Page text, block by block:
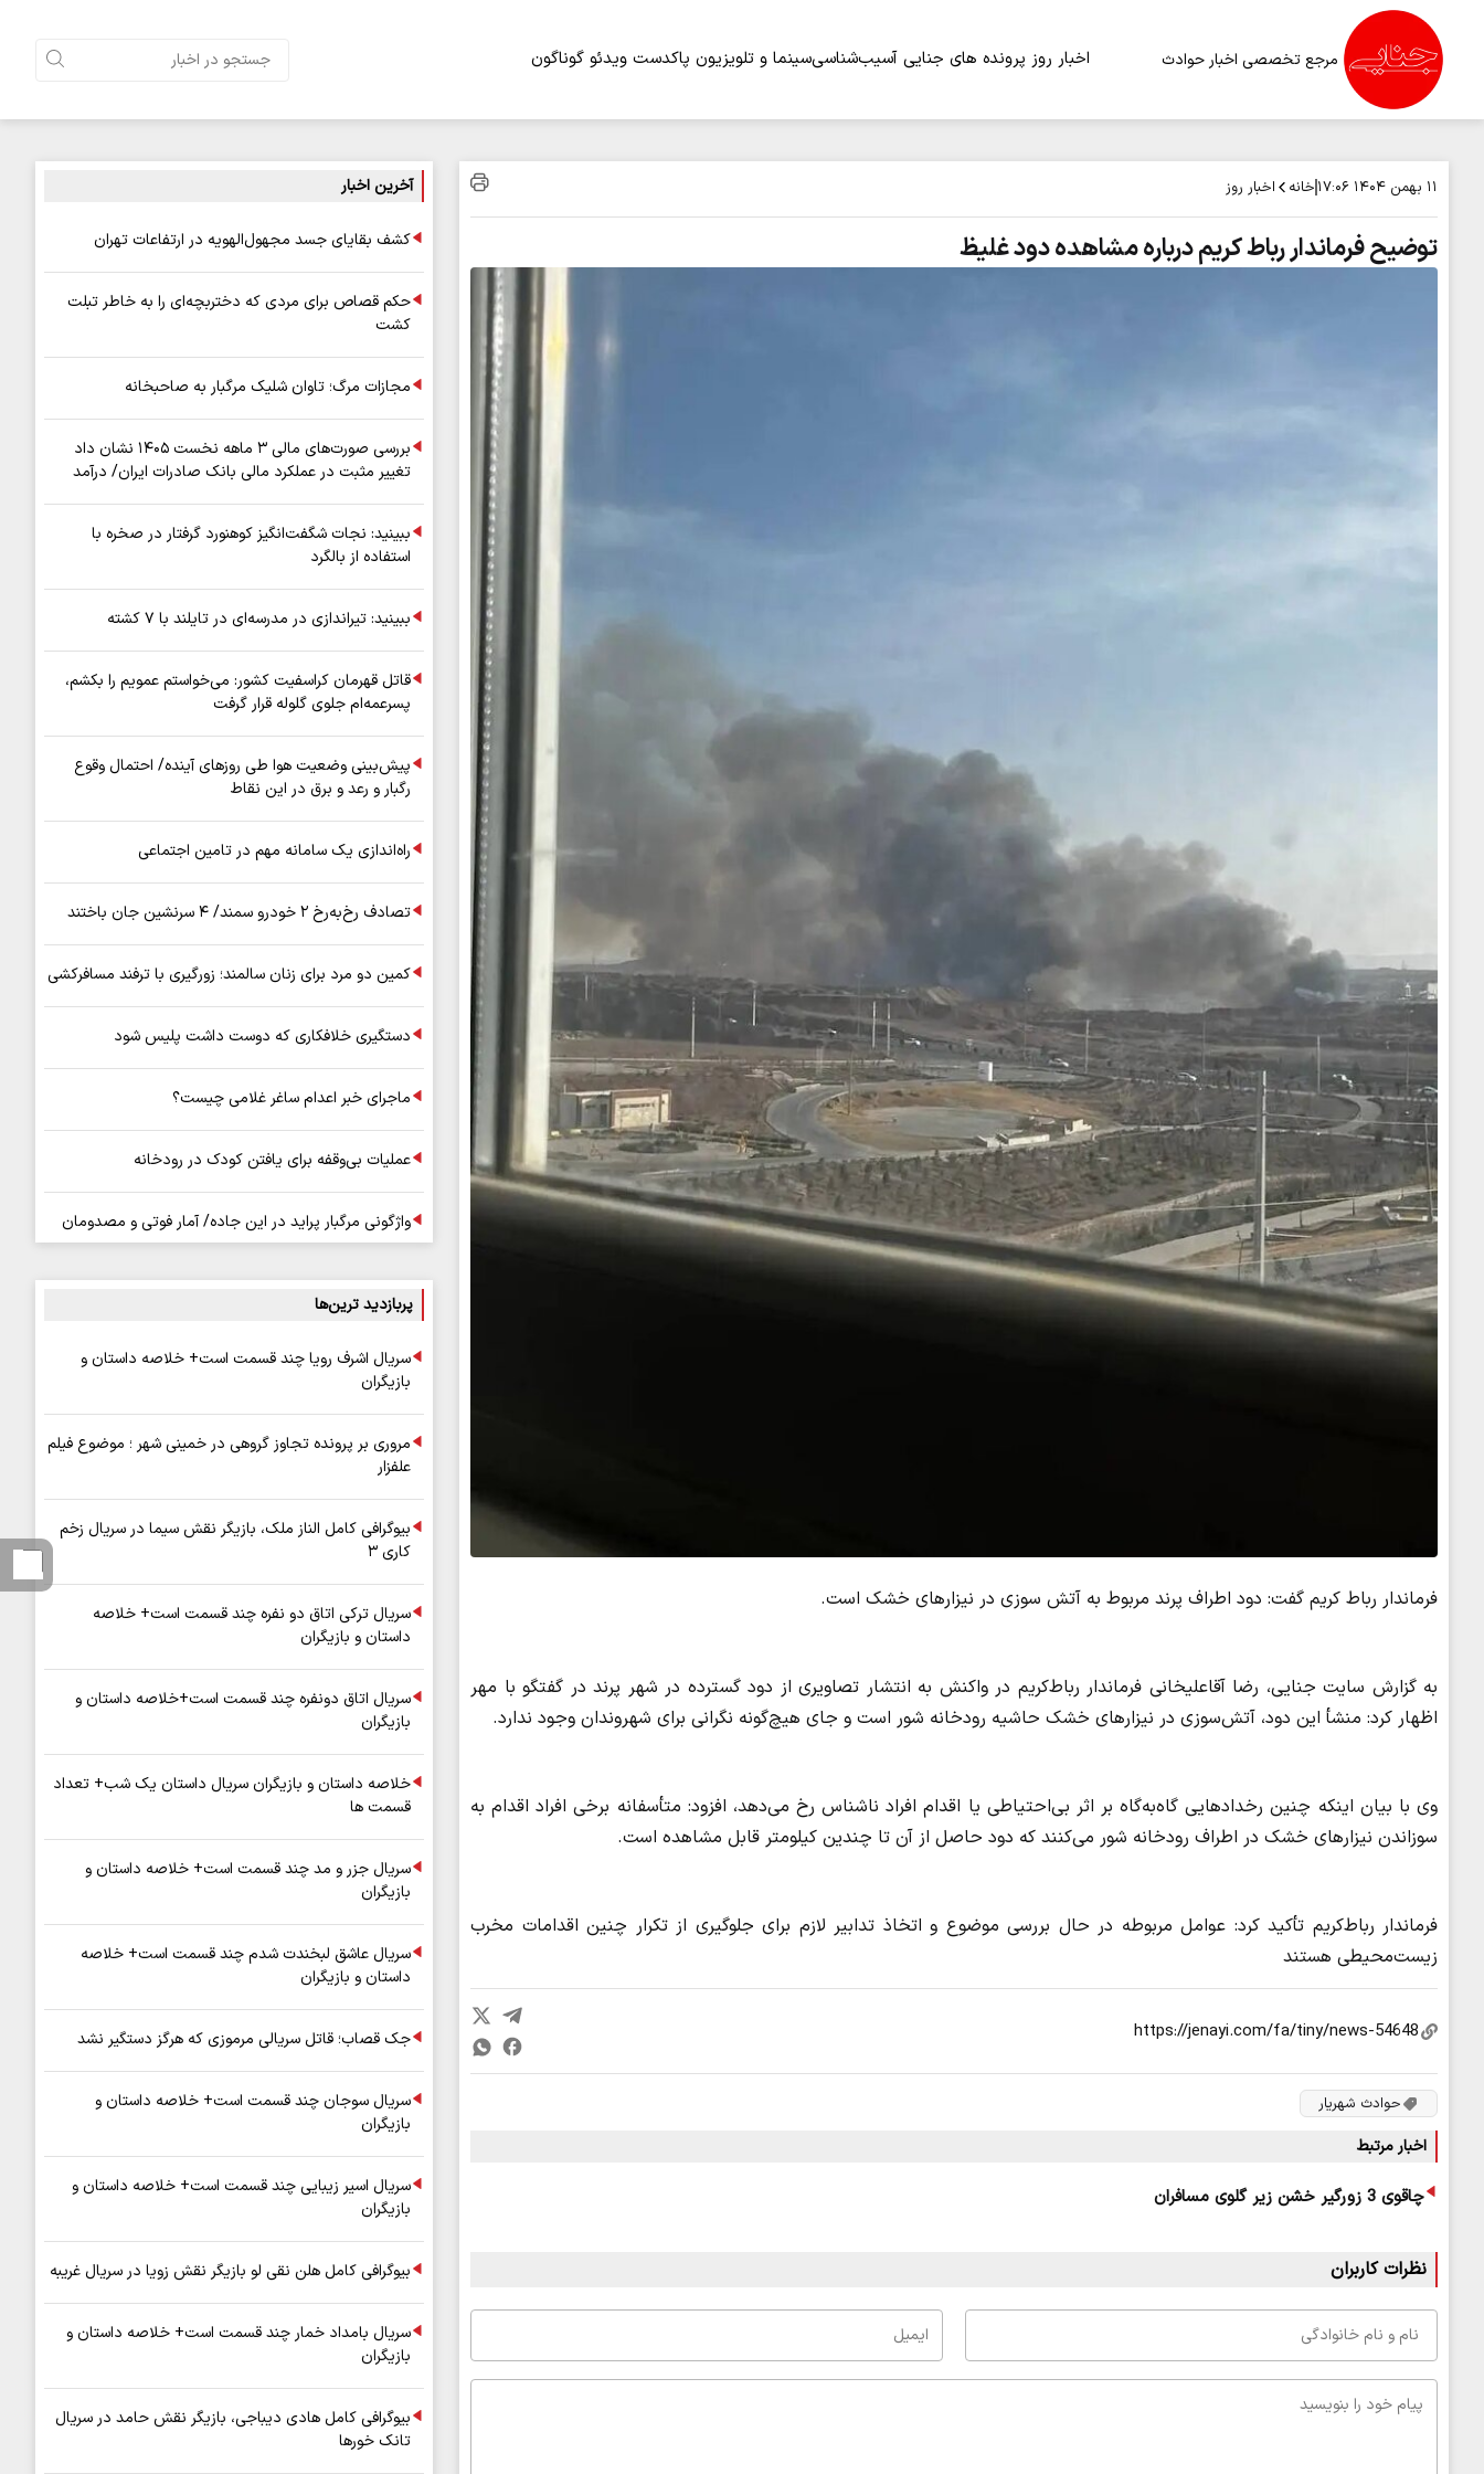
مرجع تخصصی اخبار حوادث اخبار روز پرونده های جنایی آسیب‌شناسیسینما و تلویزیون پاکدست ویدئو گوناگون
۱۱ بهمن ۱۴۰۴ ۱۷:۰۶ خانه اخبار روز
توضیح فرماندار رباط کریم درباره مشاهده دود غلیظ
فرماندار رباط کریم گفت: دود اطراف پرند مربوط به آتش سوزی در نیزارهای خشک است.
به گزارش سایت جنایی، رضا آقاعلیخانی فرماندار رباط‌کریم در واکنش به انتشار تصاویری از دود گسترده در شهر پرند در گفتگو با مهر
اظهار کرد: منشأ این دود، آتش‌سوزی در نیزارهای خشک حاشیه رودخانه شور است و جای هیچ‌گونه نگرانی برای شهروندان وجود ندارد.
وی با بیان اینکه چنین رخدادهایی گاه‌به‌گاه بر اثر بی‌احتیاطی یا اقدام افراد ناشناس رخ می‌دهد، افزود: متأسفانه برخی افراد اقدام به
سوزاندن نیزارهای خشک در اطراف رودخانه شور می‌کنند که دود حاصل از آن تا چندین کیلومتر قابل مشاهده است.
فرماندار رباط‌کریم تأکید کرد: عوامل مربوطه در حال بررسی موضوع و اتخاذ تدابیر لازم برای جلوگیری از تکرار چنین اقدامات مخرب
زیست‌محیطی هستند
حوادث شهریار
اخبار مرتبط
چاقوی 3 زورگیر خشن زیر گلوی مسافران
نظرات کاربران
آخرین اخبار
کشف بقایای جسد مجهول‌الهویه در ارتفاعات تهران
حکم قصاص برای مردی که دختربچه‌ای را به خاطر تبلت
کشت
مجازات مرگ؛ تاوان شلیک مرگبار به صاحبخانه
بررسی صورت‌های مالی ۳ ماهه نخست ۱۴۰۵ نشان داد
تغییر مثبت در عملکرد مالی بانک صادرات ایران/ درآمد
ببینید: نجات شگفت‌انگیز کوهنورد گرفتار در صخره با
استفاده از بالگرد
ببینید: تیراندازی در مدرسه‌ای در تایلند با ۷ کشته
قاتل قهرمان کراسفیت کشور: می‌خواستم عمویم را بکشم،
پسرعمه‌ام جلوی گلوله قرار گرفت
پیش‌بینی وضعیت هوا طی روزهای آینده/ احتمال وقوع
رگبار و رعد و برق در این نقاط
راه‌اندازی یک سامانه مهم در تامین اجتماعی
تصادف رخ‌به‌رخ ۲ خودرو سمند/ ۴ سرنشین جان باختند
کمین دو مرد برای زنان سالمند؛ زورگیری با ترفند مسافرکشی
دستگیری خلافکاری که دوست داشت پلیس شود
ماجرای خبر اعدام ساغر غلامی چیست؟
عملیات بی‌وقفه برای یافتن کودک در رودخانه
واژگونی مرگبار پراید در این جاده/ آمار فوتی و مصدومان
پربازدید ترین‌ها
سریال اشرف رویا چند قسمت است+ خلاصه داستان و
بازیگران
مروری بر پرونده تجاوز گروهی در خمینی شهر ؛ موضوع فیلم
علفزار
بیوگرافی کامل الناز ملک، بازیگر نقش سیما در سریال زخم
کاری ۳
سریال ترکی اتاق دو نفره چند قسمت است+ خلاصه
داستان و بازیگران
سریال اتاق دونفره چند قسمت است+خلاصه داستان و
بازیگران
خلاصه داستان و بازیگران سریال داستان یک شب+ تعداد
قسمت ها
سریال جزر و مد چند قسمت است+ خلاصه داستان و
بازیگران
سریال عاشق لبخندت شدم چند قسمت است+ خلاصه
داستان و بازیگران
جک قصاب؛ قاتل سریالی مرموزی که هرگز دستگیر نشد
سریال سوجان چند قسمت است+ خلاصه داستان و
بازیگران
سریال اسیر زیبایی چند قسمت است+ خلاصه داستان و
بازیگران
بیوگرافی کامل هلن نقی لو بازیگر نقش زویا در سریال غریبه
سریال بامداد خمار چند قسمت است+ خلاصه داستان و
بازیگران
بیوگرافی کامل هادی دیباجی، بازیگر نقش حامد در سریال
تانک خورها